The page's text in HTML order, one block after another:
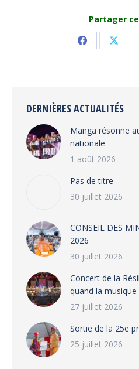
Partager
Share Share
DERNIÈRES ACTUALITÉS
Manga résonne
nationale
1 août 2026
Pas de titre
30 juillet 2026
CONSEIL DES
2026
30 juillet 2026
‎​Concert de la
quand la
27 juillet 2026
‎Sortie de la 25e
25 juillet 2026